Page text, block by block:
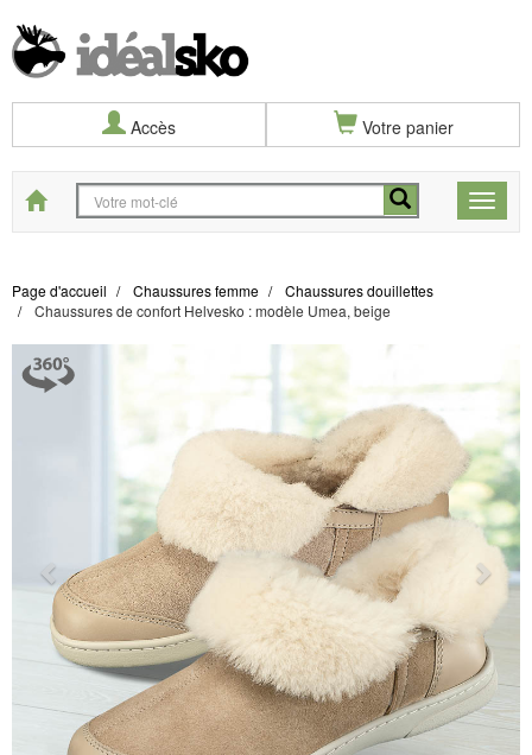
Accès Votre panier
Toggle
Start
Page d'accueil Chaussures femme
Chaussures douillettes
Chaussures de confort Helvesko : modèle Umea, beige